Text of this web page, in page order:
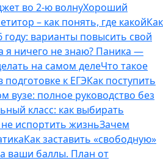
во 2‑ю волнуХороший
– как понять, где какойКак
году: варианты повысить свой
я ничего не знаю? Паника —
на самом делеЧто такое
к ЕГЭКак поступить
вузе: полное руководство без
класс: как выбирать
испортить жизньЗачем
Как заставить «свободную»
ваши баллы. План от